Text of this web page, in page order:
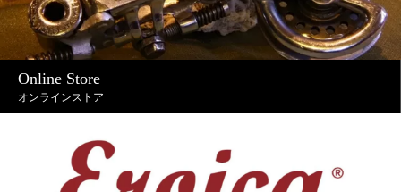
Online Store
オンラインストア